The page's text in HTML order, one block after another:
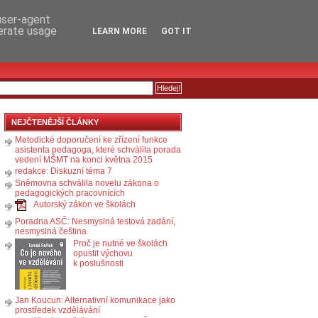
NEJČTENĚJŠÍ ČLÁNKY
Metodické doporučení ke zřízení funkce
asistenta pedagoga, které schválila porada
vedení MŠMT na konci května 2015
redakce: Diskuzní téma 7
Sněmovna schválila novelu zákona o
pedagogických pracovnících
Autorský zákon ve školách
Poradna ASČ: Nesmyslná testová zadání,
nesmyslná čeština
Proč je nutné ve školách
opustit výchovu
k poslušnosti
Jan Koucun: Alternativní komunikace jako
prostředek vzdělávání
agent
usage
LEARN MORE GOT IT